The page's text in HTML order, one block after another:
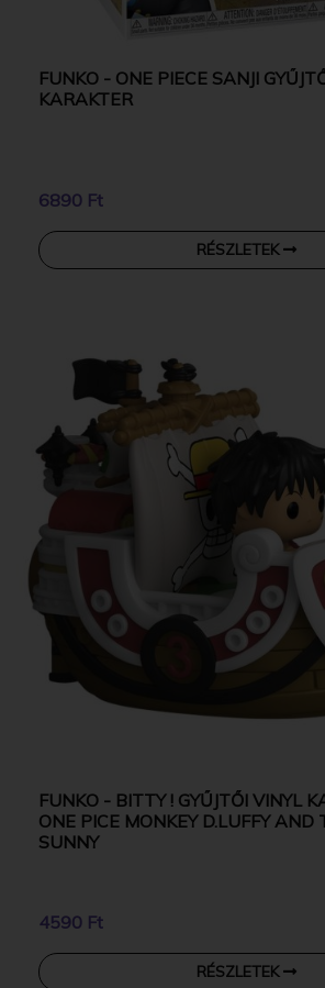
FUNKO - ONE PIECE SANJI
KARAKTER
6890 Ft
RÉSZLETEK
FUNKO - BITTY ! GYŰJTŐI VINYL
ONE PICE MONKEY D.LUFFY AND
SUNNY
4590 Ft
RÉSZLETEK